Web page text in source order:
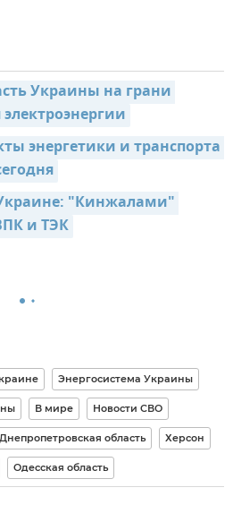
Украины на грани
энергетики и транспорта
"Кинжалами"
и ТЭК
Энергосистема Украины
В мире Новости СВО
Днепропетровская область Херсон
Одесская область